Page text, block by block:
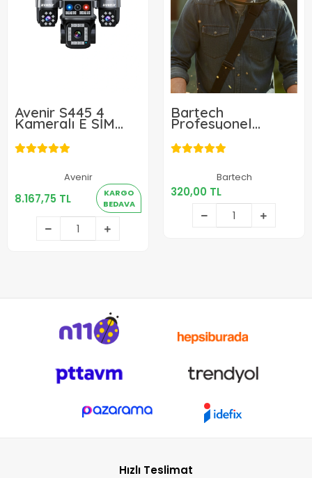
Avenir S445 4
Kameralı E SİM
Güneş Enerjili Sim
Kartlı 4G Kamera
Avenir
8.167,75 TL
KARGO
BEDAVA
8.167,75 TL
Sepete Ekle
Bartech
Profesyonel
Koruyucu Maske-
Siperlik
Bartech
320,00 TL
320,00 TL
Sepete Ekle
Hızlı Teslimat